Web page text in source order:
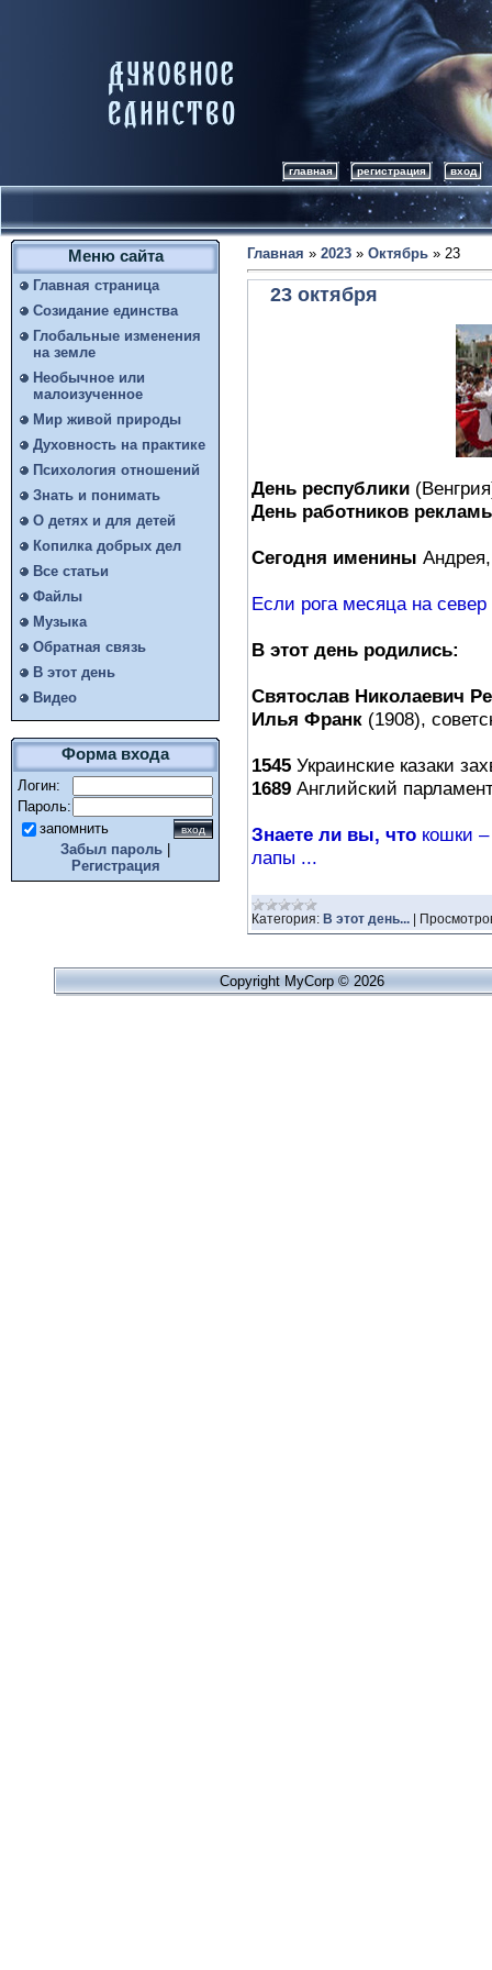
главная регистрация вход
Меню сайта
Главная страница
Созидание единства
Глобальные изменения
на земле
Необычное или
малоизученное
Мир живой природы
Духовность на практике
Психология отношений
Знать и понимать
О детях и для детей
Копилка добрых дел
Все статьи
Файлы
Музыка
Обратная связь
В этот день
Видео
Форма входа
Логин:
Пароль:
запомнить
Забыл пароль
Регистрация
Главная » 2023 » Октябрь » 23
23 октября
День республики
День работников
Сегодня именины
Если рога месяца на
В этот день родились:
Святослав Николаевич
Илья Франк (1908),
1545 Украинские казаки
1689 Английский
Знаете ли вы, что кошки
лапы ...
Категория: В этот день...
Copyright MyCorp © 2026